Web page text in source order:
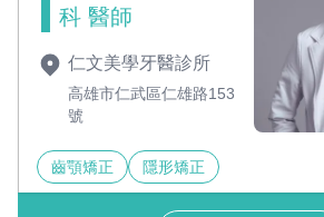
科 醫師
仁文美學牙醫診所
高雄市仁武區仁雄路153
號
齒顎矯正 隱形矯正